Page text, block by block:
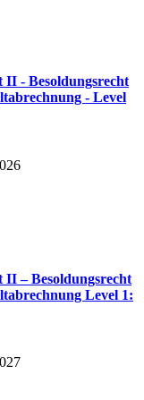
II - Besoldungsrecht
- Level
II – Besoldungsrecht
Level 1: